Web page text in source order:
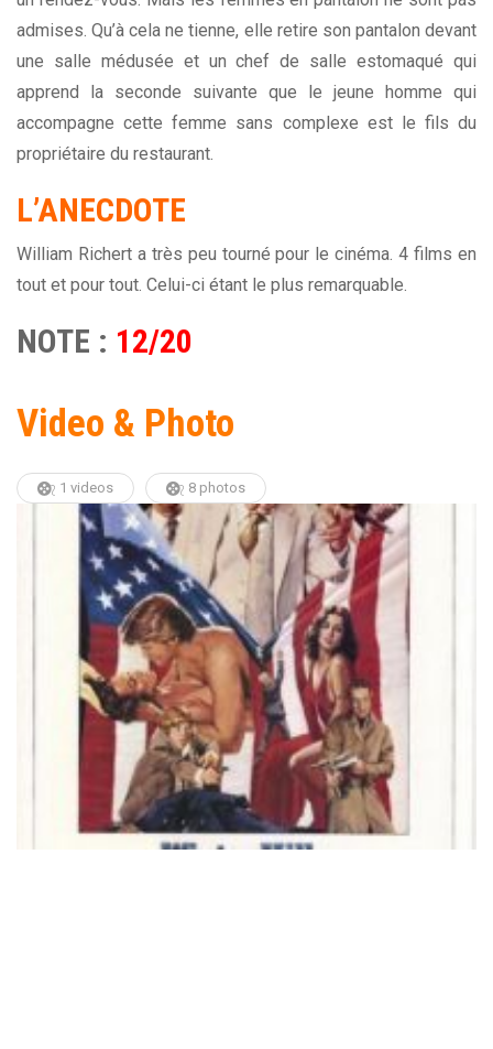
admises. Qu’à cela ne tienne, elle retire son pantalon devant
une salle médusée et un chef de salle estomaqué qui
apprend la seconde suivante que le jeune homme qui
accompagne cette femme sans complexe est le fils du
propriétaire du restaurant.
L’ANECDOTE
William Richert a très peu tourné pour le cinéma. 4 films en
tout et pour tout. Celui-ci étant le plus remarquable.
NOTE : 12/20
Video & Photo
1 videos 8 photos